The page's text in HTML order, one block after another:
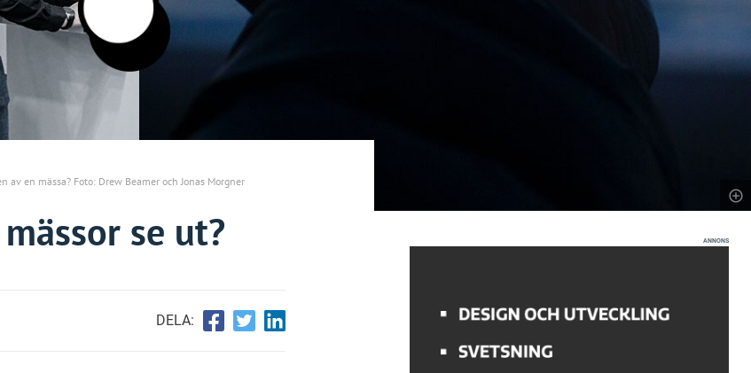
en mässa? Foto: Drew Beamer och Jonas Morgner
se ut?
DELA:
ANNONS